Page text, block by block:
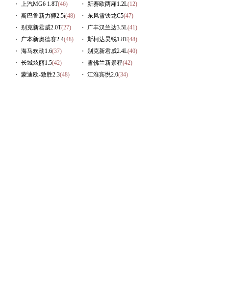
上汽MG6 1.8T(46) 新赛欧两厢1.2L(12)
斯巴鲁新力狮2.5i(48) 东风雪铁龙C5(47)
别克新君威2.0T(27) 广丰汉兰达3.5L(41)
广本新奥德赛2.4(48) 斯柯达昊锐1.8T(48)
海马欢动1.6(37) 别克新君威2.4L(40)
长城炫丽1.5(42) 雪佛兰新景程(42)
蒙迪欧-致胜2.3(48) 江淮宾悦2.0(34)